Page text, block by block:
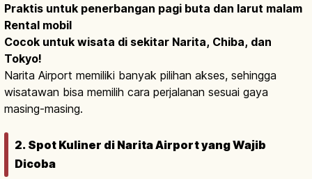
Praktis untuk penerbangan pagi buta dan larut malam
Rental mobil
Cocok untuk wisata di sekitar Narita, Chiba, dan
Tokyo!
Narita Airport memiliki banyak pilihan akses, sehingga
wisatawan bisa memilih cara perjalanan sesuai gaya
masing-masing.
2. Spot Kuliner di Narita Airport yang Wajib
Dicoba